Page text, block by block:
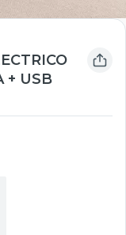
+ USB